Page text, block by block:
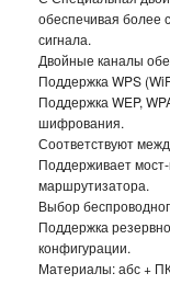
ШЛАНГИ XHOSE
БУТЫЛКИ ДЛЯ
ЛАНЧ БОКСЫ
ДОЗАТОРЫ
ШЕЙКЕРЫ
обеспечивая более
сигнала.
Двойные каналы
Поддержка WPS
Поддержка WEP,
шифрования.
Соответствуют
Поддерживает
маршрутизатора.
Выбор
Поддержка
конфигурации.
Материалы: абс +